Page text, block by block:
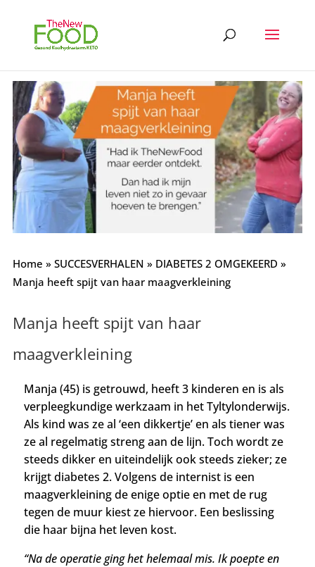
Home » SUCCESVERHALEN » DIABETES 2 OMGEKEERD »
Manja heeft spijt van haar maagverkleining
Manja heeft spijt van haar
maagverkleining
Manja (45) is getrouwd, heeft 3 kinderen en is als
verpleegkundige werkzaam in het Tyltylonderwijs.
Als kind was ze al ‘een dikkertje’ en als tiener was
ze al regelmatig streng aan de lijn. Toch wordt ze
steeds dikker en uiteindelijk ook steeds zieker; ze
krijgt diabetes 2. Volgens de internist is een
maagverkleining de enige optie en met de rug
tegen de muur kiest ze hiervoor. Een beslissing
die haar bijna het leven kost.
“Na de operatie ging het helemaal mis. Ik poepte en